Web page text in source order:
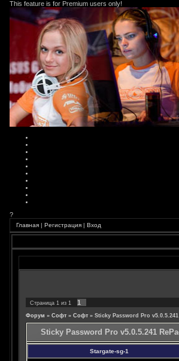
This feature is for Premium users only!
?
Главная | Регистрация | Вход
Страница 1 из 1 1
Форум » Софт » Софт » Sticky Password Pro v5.0.5.241
Sticky Password Pro v5.0.5.241
Stargate-sg-1